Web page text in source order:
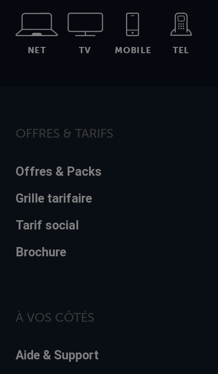
NET TV MOBILE TEL
OFFRES & TARIFS
Offres & Packs
Grille tarifaire
Tarif social
Brochure
À VOS CÔTÉS
Aide & Support